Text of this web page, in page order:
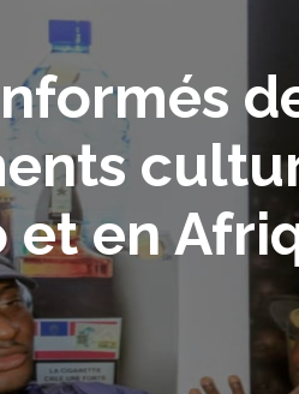
et en
— Un
la